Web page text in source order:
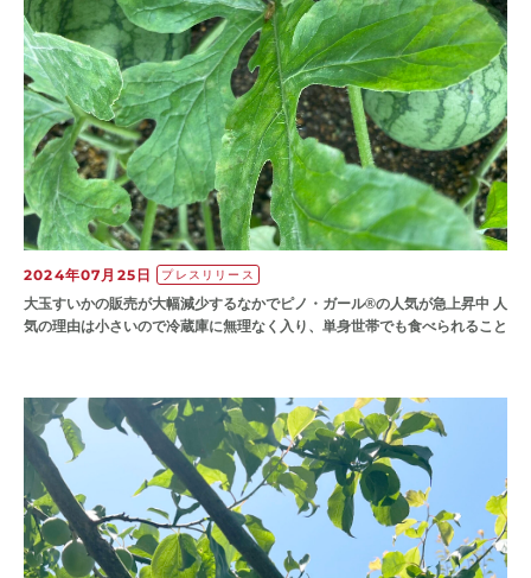
2024年07月25日 プレスリリース
大玉すいかの販売が大幅減少するなかでピノ・ガール®の人気が急上昇中 人
気の理由は小さいので冷蔵庫に無理なく入り、単身世帯でも食べられること